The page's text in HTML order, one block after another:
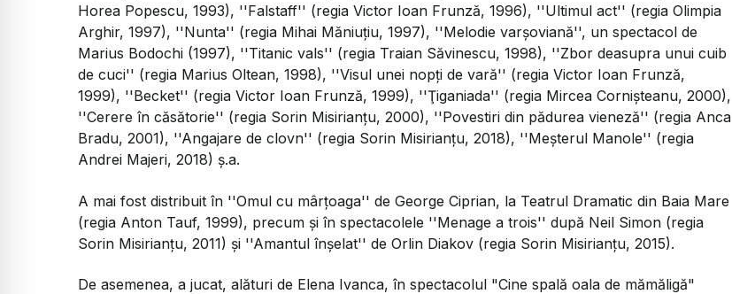
Horea Popescu, 1993), ''Falstaff'' (regia Victor Ioan Frunză, 1996), ''Ultimul act'' (regia Olimpia
Arghir, 1997), ''Nunta'' (regia Mihai Măniuţiu, 1997), ''Melodie varşoviană'', un spectacol de
Marius Bodochi (1997), ''Titanic vals'' (regia Traian Săvinescu, 1998), ''Zbor deasupra unui cuib
de cuci'' (regia Marius Oltean, 1998), ''Visul unei nopţi de vară'' (regia Victor Ioan Frunză,
1999), ''Becket'' (regia Victor Ioan Frunză, 1999), ''Ţiganiada'' (regia Mircea Cornişteanu, 2000),
''Cerere în căsătorie'' (regia Sorin Misirianţu, 2000), ''Povestiri din pădurea vieneză'' (regia Anca
Bradu, 2001), ''Angajare de clovn'' (regia Sorin Misirianţu, 2018), ''Meşterul Manole'' (regia
Andrei Majeri, 2018) ş.a.
A mai fost distribuit în ''Omul cu mârţoaga'' de George Ciprian, la Teatrul Dramatic din Baia Mare
(regia Anton Tauf, 1999), precum şi în spectacolele ''Menage a trois'' după Neil Simon (regia
Sorin Misirianţu, 2011) şi ''Amantul înşelat'' de Orlin Diakov (regia Sorin Misirianţu, 2015).
De asemenea, a jucat, alături de Elena Ivanca, în spectacolul "Cine spală oala de mămăligă"